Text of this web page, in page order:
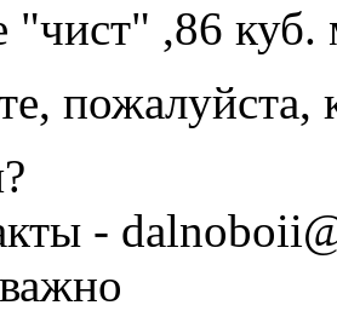
"чист" ,86 куб.
-